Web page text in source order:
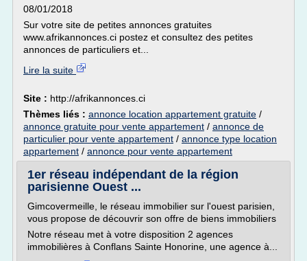
08/01/2018
Sur votre site de petites annonces gratuites
www.afrikannonces.ci postez et consultez des petites
annonces de particuliers et...
Lire la suite
Site : http://afrikannonces.ci
Thèmes liés : annonce location appartement gratuite /
annonce gratuite pour vente appartement / annonce de
particulier pour vente appartement / annonce type location
appartement / annonce pour vente appartement
1er réseau indépendant de la région
parisienne Ouest ...
Gimcovermeille, le réseau immobilier sur l'ouest parisien,
vous propose de découvrir son offre de biens immobiliers
Notre réseau met à votre disposition 2 agences
immobilières à Conflans Sainte Honorine, une agence à...